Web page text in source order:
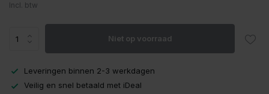
Incl. btw
Niet op voorraad
Leveringen binnen 2-3 werkdagen
Veilig en snel betaald met iDeal